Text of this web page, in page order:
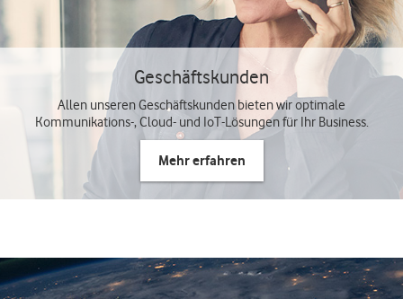
Geschäftskunden
Allen unseren Geschäftskunden bieten wir optimale
Kommunikations-, Cloud- und IoT-Lösungen für Ihr Business.
Mehr erfahren